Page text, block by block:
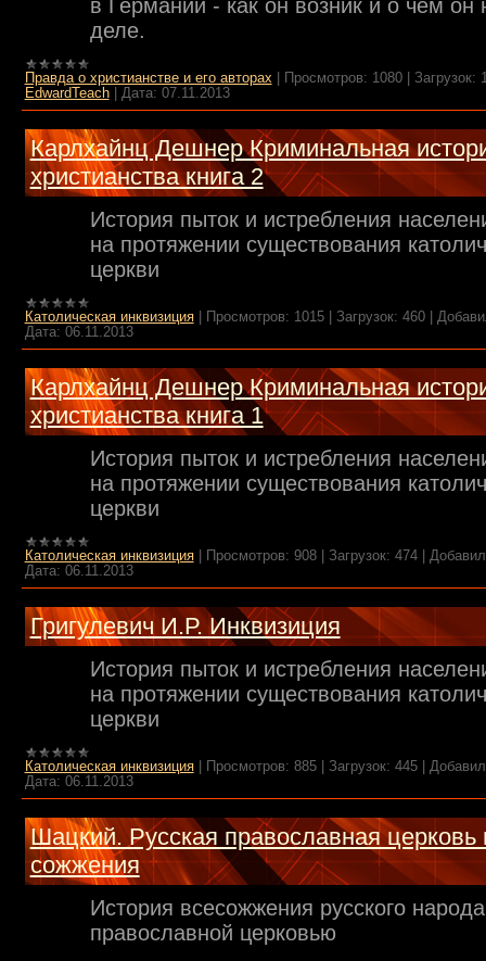
в Германии - как он возник и о чем он
деле.
Правда о христианстве и его авторах| Просмотров: 1080| Загрузок:
EdwardTeach| Дата: 07.11.2013
Карлхайнц Дешнер Криминальная
христианства книга 2
История пыток и истребления
на протяжении существования
церкви
Католическая инквизиция| Просмотров: 1015| Загрузок: 460|
Дата: 06.11.2013
Карлхайнц Дешнер Криминальная
христианства книга 1
История пыток и истребления
на протяжении существования
церкви
Католическая инквизиция| Просмотров: 908| Загрузок: 474|
Дата: 06.11.2013
Григулевич И.Р. Инквизиция
История пыток и истребления
на протяжении существования
церкви
Католическая инквизиция| Просмотров: 885| Загрузок: 445|
Дата: 06.11.2013
Шацкий. Русская православная церковь
сожжения
История всесожжения русского народа
православной церковью